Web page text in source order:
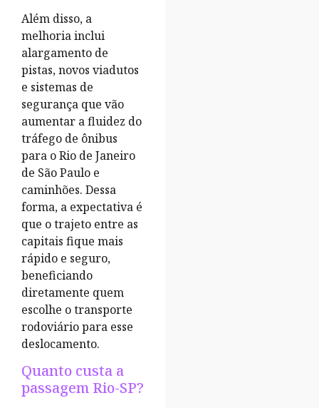
Além disso, a
melhoria inclui
alargamento de
pistas, novos viadutos
e sistemas de
segurança que vão
aumentar a fluidez do
tráfego de ônibus
para o Rio de Janeiro
de São Paulo e
caminhões. Dessa
forma, a expectativa é
que o trajeto entre as
capitais fique mais
rápido e seguro,
beneficiando
diretamente quem
escolhe o transporte
rodoviário para esse
deslocamento.
Quanto custa a
passagem Rio-SP?